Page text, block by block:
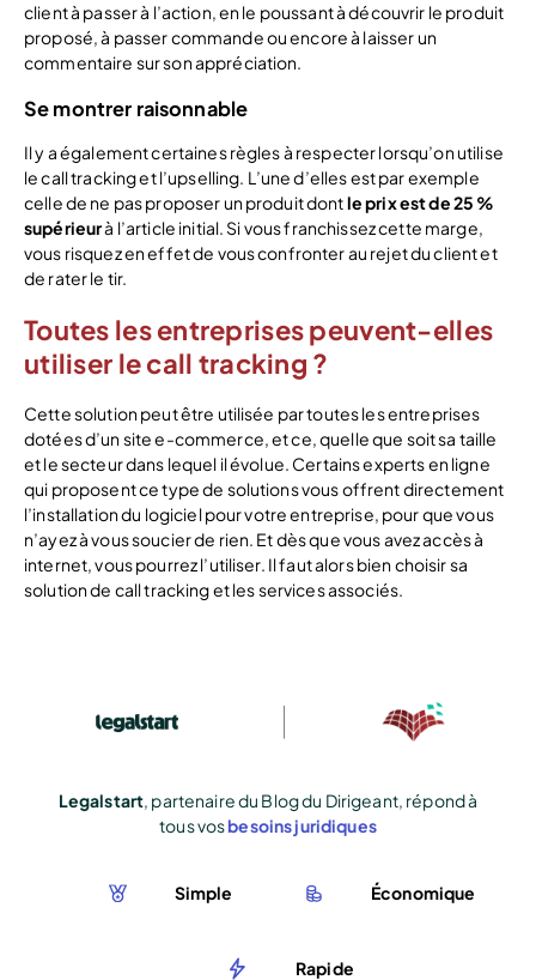
client à passer à l’action, en le poussant à découvrir le produit
proposé, à passer commande ou encore à laisser un
commentaire sur son appréciation.
Se montrer raisonnable
Il y a également certaines règles à respecter lorsqu’on utilise
le call tracking et l’upselling. L’une d’elles est par exemple
celle de ne pas proposer un produit dontle prix est de 25 %
supérieurà l’article initial. Si vous franchissez cette marge,
vous risquez en effet de vous confronter au rejet du client et
de rater le tir.
Toutes les entreprises peuvent-elles
utiliser le call tracking ?
Cette solution peut être utilisée par toutes les entreprises
dotées d’un site e-commerce, et ce, quelle que soit sa taille
et le secteur dans lequel il évolue. Certains experts en ligne
qui proposent ce type de solutions vous offrent directement
l’installation du logiciel pour votre entreprise, pour que vous
n’ayez à vous soucier de rien. Et dès que vous avez accès à
internet, vous pourrez l’utiliser. Il faut alors bien choisir sa
solution de call tracking et les services associés.
Legalstart, partenaire du Blog du Dirigeant, répond à
tous vosbesoins juridiques
Simple Économique
Rapide